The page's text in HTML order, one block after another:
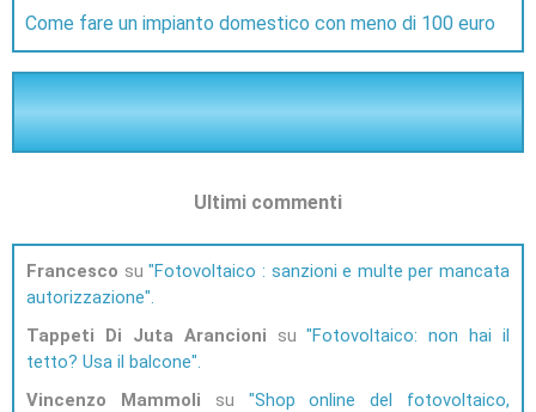
Come fare un impianto domestico con meno di 100 euro
Ultimi commenti
Francesco su Fotovoltaico : sanzioni e multe per mancata
autorizzazione
Tappeti Di Juta Arancioni su Fotovoltaico: non hai il
tetto? Usa il balcone
Vincenzo Mammoli su
Shop online del fotovoltaico,